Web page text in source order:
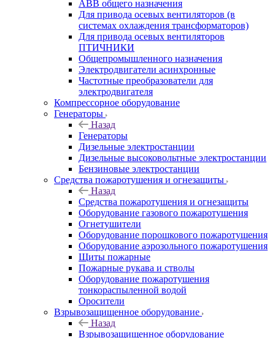
АВВ общего назначения
Для привода осевых вентиляторов (в
системах охлаждения трансформаторов)
Для привода осевых вентиляторов
ПТИЧНИКИ
Общепромышленного назначения
Электродвигатели асинхронные
Частотные преобразователи для
электродвигателя
Компрессорное оборудование
Генераторы
Назад
Генераторы
Дизельные электростанции
Дизельные высоковольтные электростанции
Бензиновые электростанции
Средства пожаротушения и огнезащиты
Назад
Средства пожаротушения и огнезащиты
Оборудование газового пожаротушения
Огнетушители
Оборудование порошкового пожаротушения
Оборудование аэрозольного пожаротушения
Щиты пожарные
Пожарные рукава и стволы
Оборудование пожаротушения
тонкораспыленной водой
Оросители
Взрывозащищенное оборудование
Назад
Взрывозащищенное оборудование